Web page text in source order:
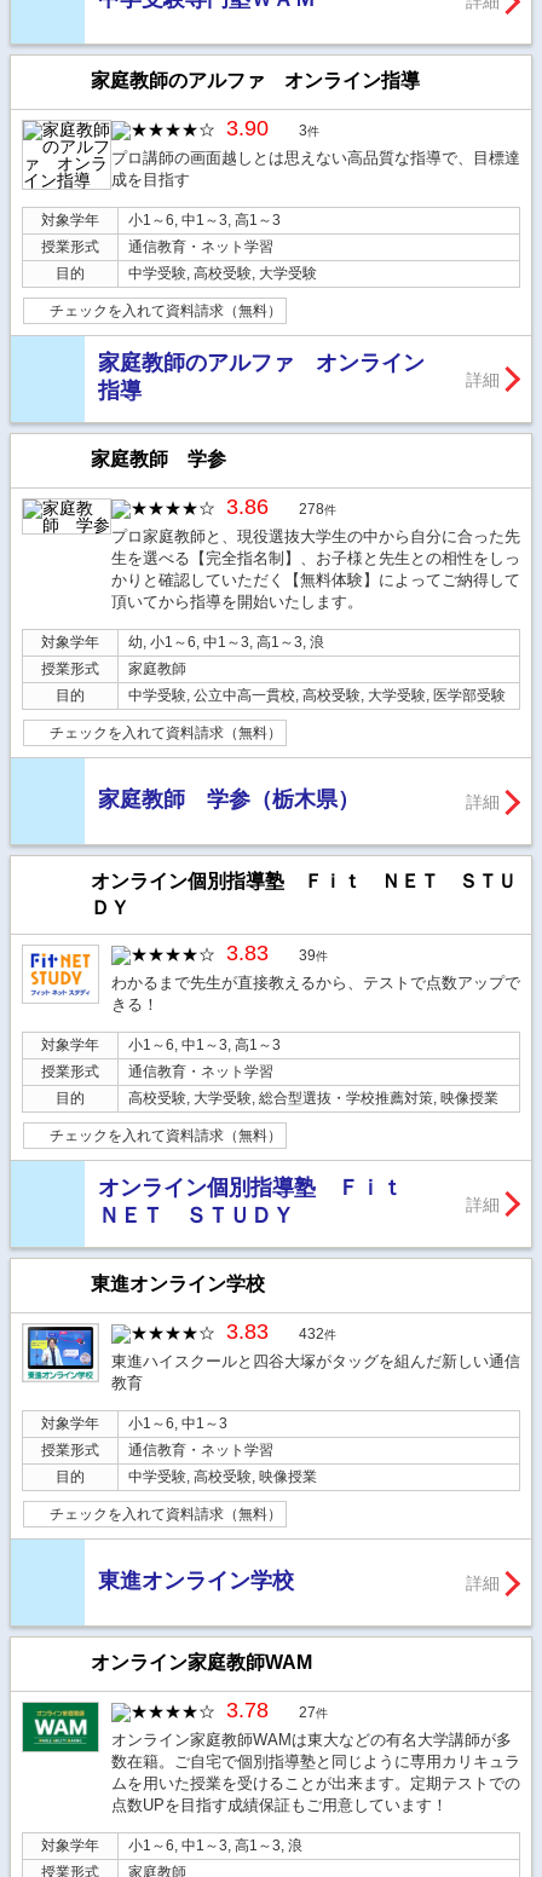
家庭教師のアルファ オンライン指導
3.90 3件
プロ講師の画面越しとは思えない高品質な指導で、目標達
成を目指す
対象学年
小1～6, 中1～3, 高1～3
授業形式
通信教育・ネット学習
目的
中学受験, 高校受験, 大学受験
チェックを入れて資料請求（無料）
家庭教師のアルファ オンライン
指導
詳細
家庭教師 学参
3.86 278件
プロ家庭教師と、現役選抜大学生の中から自分に合った先
生を選べる【完全指名制】、お子様と先生との相性をしっ
かりと確認していただく【無料体験】によってご納得して
頂いてから指導を開始いたします。
対象学年
幼, 小1～6, 中1～3, 高1～3, 浪
授業形式
家庭教師
目的
中学受験, 公立中高一貫校, 高校受験, 大学受験, 医学部受験
チェックを入れて資料請求（無料）
家庭教師 学参（栃木県） 詳細
オンライン個別指導塾 Ｆｉｔ ＮＥＴ ＳＴＵ
ＤＹ
3.83 39件
わかるまで先生が直接教えるから、テストで点数アップで
きる！
対象学年
小1～6, 中1～3, 高1～3
授業形式
通信教育・ネット学習
目的
高校受験, 大学受験, 総合型選抜・学校推薦対策, 映像授業
チェックを入れて資料請求（無料）
オンライン個別指導塾 Ｆｉｔ
ＮＥＴ ＳＴＵＤＹ
詳細
東進オンライン学校
3.83 432件
東進ハイスクールと四谷大塚がタッグを組んだ新しい通信
教育
対象学年
小1～6, 中1～3
授業形式
通信教育・ネット学習
目的
中学受験, 高校受験, 映像授業
チェックを入れて資料請求（無料）
東進オンライン学校 詳細
オンライン家庭教師WAM
3.78 27件
オンライン家庭教師WAMは東大などの有名大学講師が多
数在籍。ご自宅で個別指導塾と同じように専用カリキュラ
ムを用いた授業を受けることが出来ます。定期テストでの
点数UPを目指す成績保証もご用意しています！
対象学年
小1～6, 中1～3, 高1～3, 浪
授業形式
家庭教師